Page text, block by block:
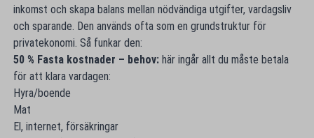
inkomst och skapa balans mellan nödvändiga utgifter, vardagsliv
och sparande. Den används ofta som en grundstruktur för
privatekonomi. Så funkar den:
50 % Fasta kostnader – behov: här ingår allt du måste betala
för att klara vardagen:
Hyra/boende
Mat
El, internet, försäkringar